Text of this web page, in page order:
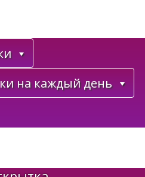
на каждый день